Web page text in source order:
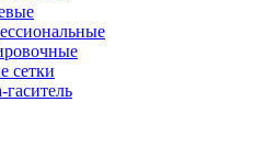
сетки
гаситель